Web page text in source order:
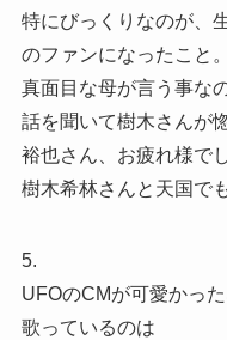
特にびっくりなのが、
のファンになったこと。
真面目な母が言う事な
話を聞いて樹木さんが
裕也さん、お疲れ様でし
樹木希林さんと天国で
5.
UFOのCMが可愛かった
歌っているのは